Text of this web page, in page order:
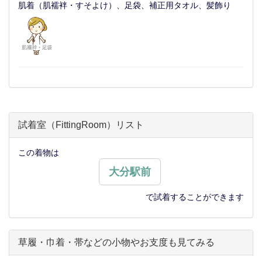
肌着（肌襦袢・すそよけ）、足袋、補正用タオル、髪飾り
試着室（FittingRoom）リスト
この着物は
大分駅前
で試着することができます
草履・巾着・帯などの小物やお支度も見てみる